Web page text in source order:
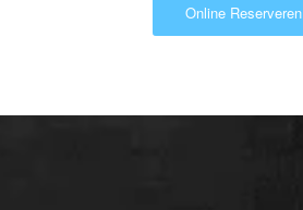
Online Reserveren